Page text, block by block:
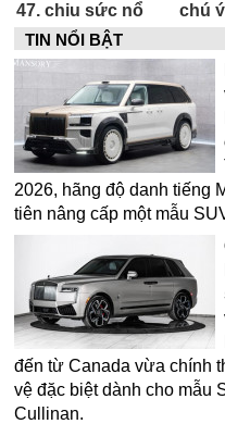
47, chịu sức nổ
lựu đạn và dàn
trang bị như xe
đặc vụ
chú
TIN NỔI BẬT
2026, hãng độ danh tiếng
tiên nâng cấp một mẫu
đến từ Canada vừa chính
vệ đặc biệt dành cho mẫu
Cullinan.